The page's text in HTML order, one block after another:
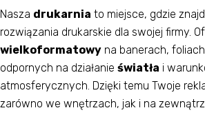
Nasza drukarnia to miejsce, gdzie
rozwiązania drukarskie dla swojej firmy.
wielkoformatowy na banerach,
odpornych na działanie światła i
atmosferycznych. Dzięki temu Twoje
zarówno we wnętrzach, jak i na